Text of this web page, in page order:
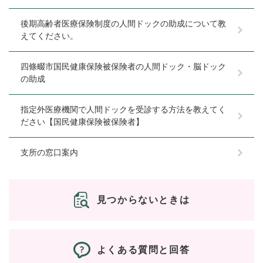
後期高齢者医療保険制度の人間ドックの助成について教
えてください。
四條畷市国民健康保険被保険者の人間ドック・脳ドック
の助成
指定外医療機関で人間ドックを受診する方法を教えてく
ださい【国民健康保険被保険者】
支所の窓口案内
見つからないときは
よくある質問と回答